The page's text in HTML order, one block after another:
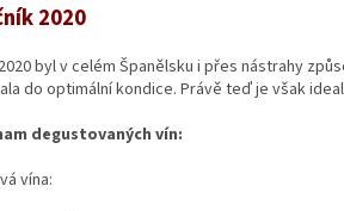
2020
byl v celém Španělsku i přes nástrahy
do optimální kondice. Právě teď je však
degustovaných vín:
vína: